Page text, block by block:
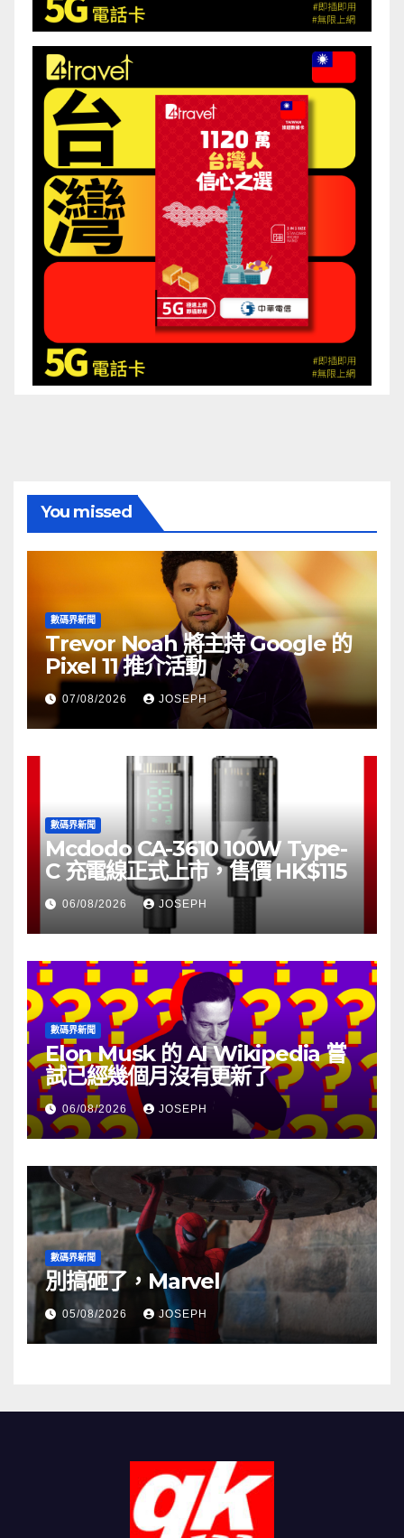
You missed
數碼界新聞
Trevor Noah 將主持 Google 的
Pixel 11 推介活動
07/08/2026 JOSEPH
數碼界新聞
Mcdodo CA-3610 100W Type-
C 充電線正式上市，售價 HK$115
06/08/2026 JOSEPH
數碼界新聞
Elon Musk 的 AI Wikipedia 嘗
試已經幾個月沒有更新了
06/08/2026 JOSEPH
數碼界新聞
別搞砸了，Marvel
05/08/2026 JOSEPH